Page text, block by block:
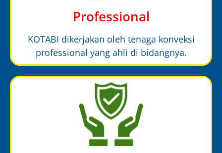
Professional
KOTABI dikerjakan oleh tenaga konveksi
professional yang ahli di bidangnya.